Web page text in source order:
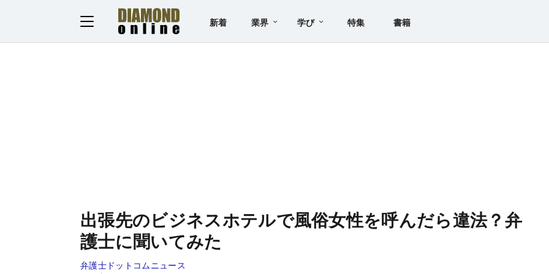
新着 業界 学び 特集 書籍
出張先のビジネスホテルで風俗女性を呼んだら違法？弁
護士に聞いてみた
弁護士ドットコムニュース